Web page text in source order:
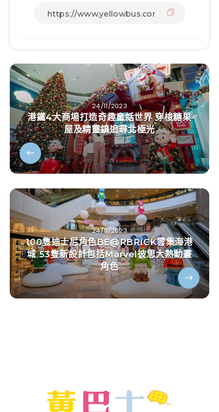
24/11/2023
港鐵4大商場打造奇趣童話世界 穿梭糖果
屋及精靈鎮追尋北極光
24/11/2023
100隻迪士尼角色BE@RBRICK雲集海港
城 53隻新設計包括Marvel彼思大熱動畫
角色